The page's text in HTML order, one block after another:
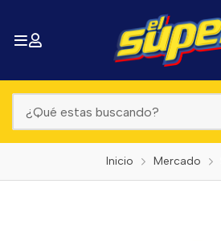
Inicio Mercado